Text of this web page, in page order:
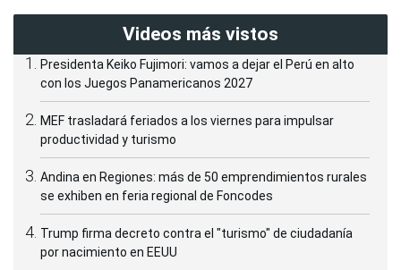
Videos más vistos
Presidenta Keiko Fujimori: vamos a dejar el Perú en alto
con los Juegos Panamericanos 2027
MEF trasladará feriados a los viernes para impulsar
productividad y turismo
Andina en Regiones: más de 50 emprendimientos rurales
se exhiben en feria regional de Foncodes
Trump firma decreto contra el "turismo" de ciudadanía
por nacimiento en EEUU